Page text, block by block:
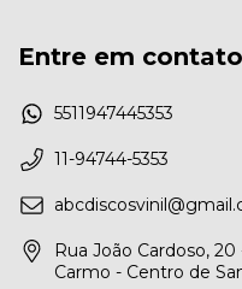
Entre em contato
5511947445353
11-94744-5353
Rua João Cardoso,
Carmo - Centro de